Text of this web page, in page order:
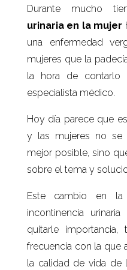
Durante mucho
urinaria en la mujer
una enfermedad
mujeres que la
la hora de contarlo
especialista médico.
Hoy día parece que
y las mujeres no se
mejor posible, sino
sobre el tema y
Este cambio en
incontinencia
quitarle
frecuencia con la que
la calidad de vida de